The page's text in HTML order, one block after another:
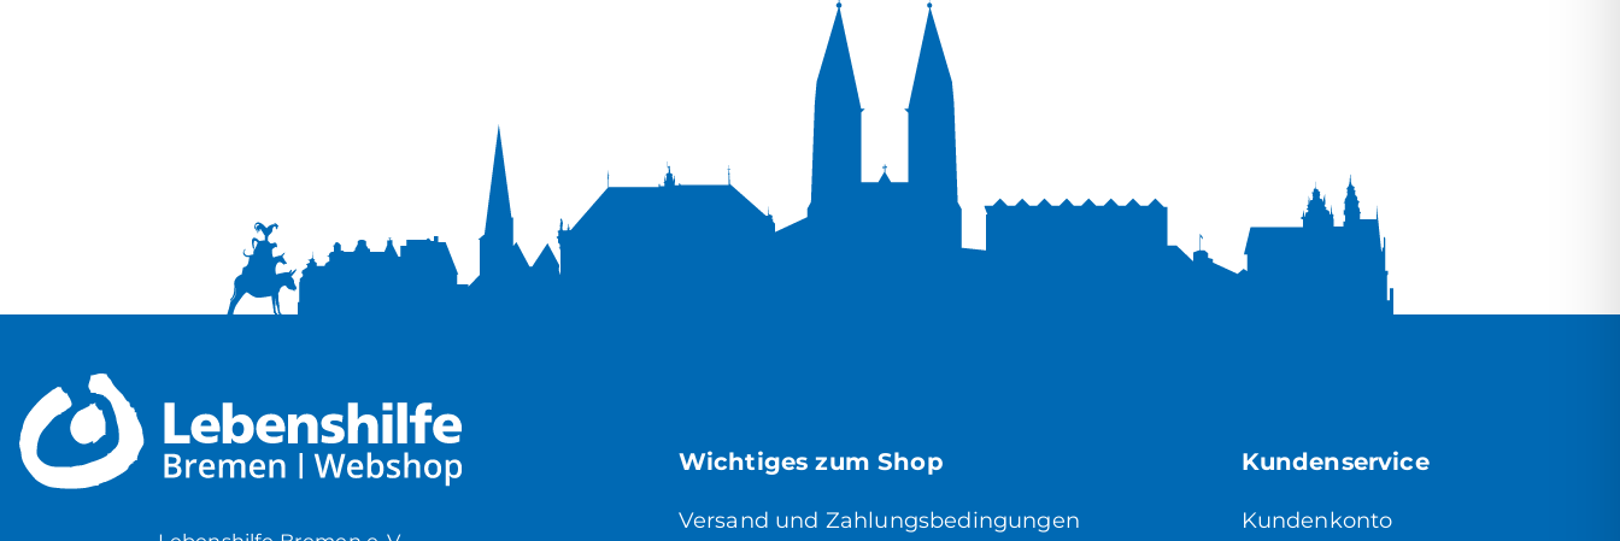
Wichtiges zum Shop
Versand und Zahlungsbedingungen
Kundenservice
Kundenkonto